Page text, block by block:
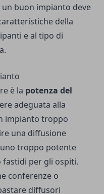
un buon impianto deve
della
e al tipo di
è la potenza del
adeguata alla
impianto troppo
una diffusione
troppo potente
per gli ospiti.
conferenze o
diffusori